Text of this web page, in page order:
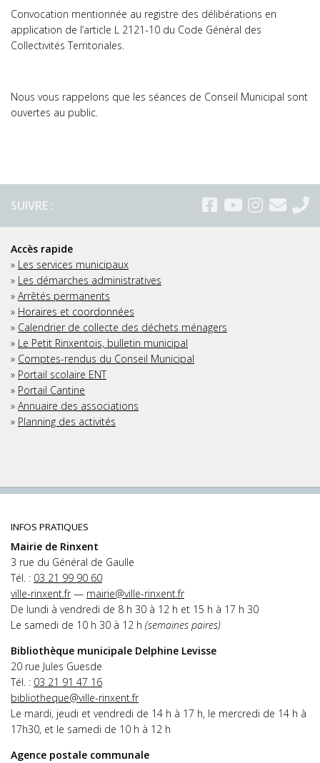
Convocation mentionnée au registre des délibérations en
application de l’article L 2121-10 du Code Général des
Collectivités Territoriales.
Nous vous rappelons que les séances de Conseil Municipal sont
ouvertes au public.
SUIVRE :
Accès rapide
» Les services municipaux
» Les démarches administratives
» Arrêtés permanents
» Horaires et coordonnées
» Calendrier de collecte des déchets ménagers
» Le Petit Rinxentois, bulletin municipal
» Comptes-rendus du Conseil Municipal
» Portail scolaire ENT
» Portail Cantine
» Annuaire des associations
» Planning des activités
INFOS PRATIQUES
Mairie de Rinxent
3 rue du Général de Gaulle
Tél. : 03 21 99 90 60
ville-rinxent.fr— mairie@ville-rinxent.fr
De lundi à vendredi de 8 h 30 à 12 h et 15 h à 17 h 30
Le samedi de 10 h 30 à 12 h (semaines paires)
Bibliothèque municipale Delphine Levisse
20 rue Jules Guesde
Tél. : 03 21 91 47 16
bibliotheque@ville-rinxent.fr
Le mardi, jeudi et vendredi de 14 h à 17 h, le mercredi de 14 h à
17h30, et le samedi de 10 h à 12 h
Agence postale communale